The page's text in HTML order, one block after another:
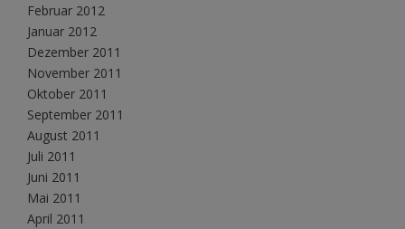
Februar 2012
Januar 2012
Dezember 2011
November 2011
Oktober 2011
September 2011
August 2011
Juli 2011
Juni 2011
Mai 2011
April 2011